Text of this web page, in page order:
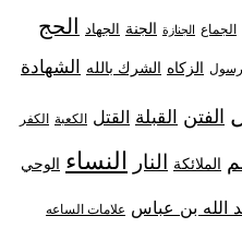
الجماع الجنازة الجنة الجهاد الحج
الزكاه الشرك بالله الشهادة
الفتن القبلة القتل الكعبة الكفر
الملائكة النار النساء الوحي
الله بن عباس علامات الساعه